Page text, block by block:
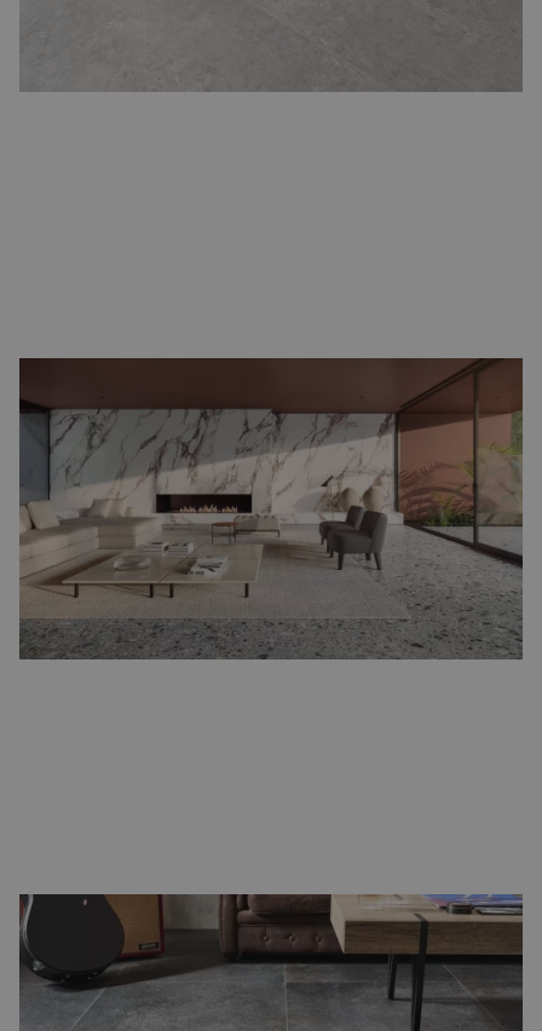
Terrazzo vloertegels
Terrazzo tegels
brengen speelsheid en karakter in uw woning.
Hun kenmerkende korrelpatroon maakt ze uniek en zorgt voor
een levendige uitstraling. Ze zijn een echte eyecatcher in een
keuken of hal, maar ook prachtig in een moderne woonkamer.
Natuursteenlook vloertegels
Voor wie van een luxe en natuurlijke uitstraling houdt, zijn
natuursteenlook vloertegels
een perfecte keuze. Ze geven de